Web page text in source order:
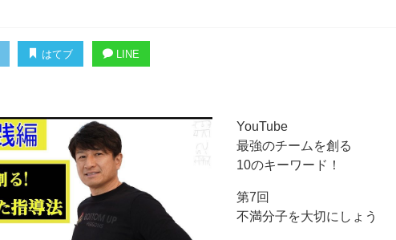
はてブ LINE
YouTube
最強のチームを創る
10のキーワード！
第7回
不満分子を大切にしょう